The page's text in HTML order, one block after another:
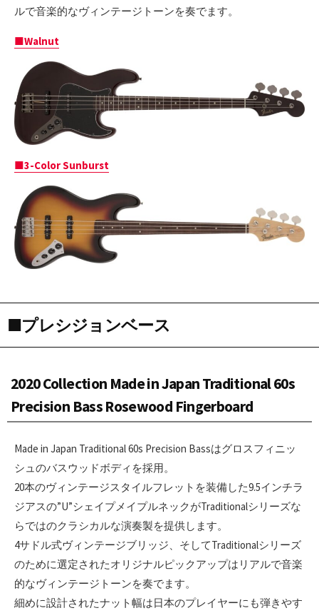
ルで音楽的なヴィンテージトーンを奏でます。
■Walnut
■3-Color Sunburst
■プレシジョンベース
2020 Collection Made in Japan Traditional 60s
Precision Bass Rosewood Fingerboard
Made in Japan Traditional 60s Precision Bassはグロスフィニッ
シュのバスウッドボディを採用。
20本のヴィンテージスタイルフレットを装備した9.5インチラ
ジアスの”U”シェイプメイプルネックがTraditionalシリーズな
らではのクラシカルな演奏製を提供します。
4サドル式ヴィンテージブリッジ、そしてTraditionalシリーズ
のために選定されたオリジナルピックアップはリアルで音楽
的なヴィンテージトーンを奏でます。
細めに設計されたナット幅は日本のプレイヤーにも弾きやす